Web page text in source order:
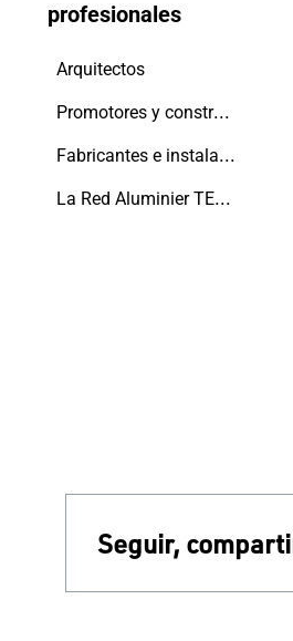
profesionales
Arquitectos
Promotores y constructores
Fabricantes e instaladores
La Red Aluminier TECHNAL
Seguir,